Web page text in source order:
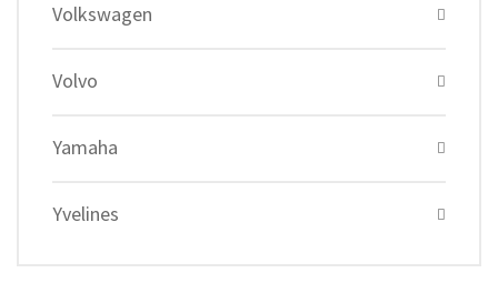
Volkswagen
Volvo
Yamaha
Yvelines